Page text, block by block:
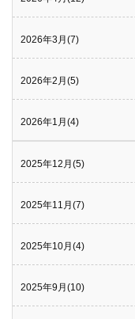
2026年3月(7)
2026年2月(5)
2026年1月(4)
2025年12月(5)
2025年11月(7)
2025年10月(4)
2025年9月(10)